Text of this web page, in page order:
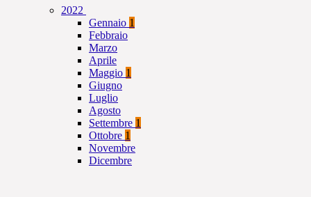
2022
Gennaio 1
Febbraio
Marzo
Aprile
Maggio 1
Giugno
Luglio
Agosto
Settembre 1
Ottobre 1
Novembre
Dicembre